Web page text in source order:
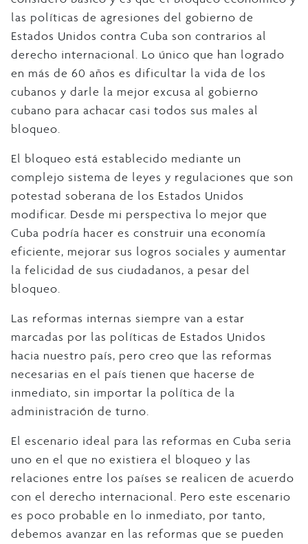
las políticas de agresiones del gobierno de
Estados Unidos contra Cuba son contrarios al
derecho internacional. Lo único que han logrado
en más de 60 años es dificultar la vida de los
cubanos y darle la mejor excusa al gobierno
cubano para achacar casi todos sus males al
bloqueo.
El bloqueo está establecido mediante un
complejo sistema de leyes y regulaciones que son
potestad soberana de los Estados Unidos
modificar. Desde mi perspectiva lo mejor que
Cuba podría hacer es construir una economía
eficiente, mejorar sus logros sociales y aumentar
la felicidad de sus ciudadanos, a pesar del
bloqueo.
Las reformas internas siempre van a estar
marcadas por las políticas de Estados Unidos
hacia nuestro país, pero creo que las reformas
necesarias en el país tienen que hacerse de
inmediato, sin importar la política de la
administración de turno.
El escenario ideal para las reformas en Cuba seria
uno en el que no existiera el bloqueo y las
relaciones entre los países se realicen de acuerdo
con el derecho internacional. Pero este escenario
es poco probable en lo inmediato, por tanto,
debemos avanzar en las reformas que se pueden